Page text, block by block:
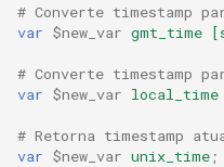
# Converte timestamp
var $new_var gmt_time
# Converte timestamp
var $new_var local_time
# Retorna timestamp
var $new_var unix_time ;